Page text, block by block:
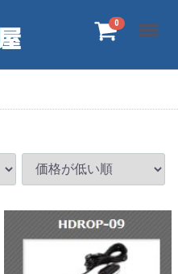
0 Menu